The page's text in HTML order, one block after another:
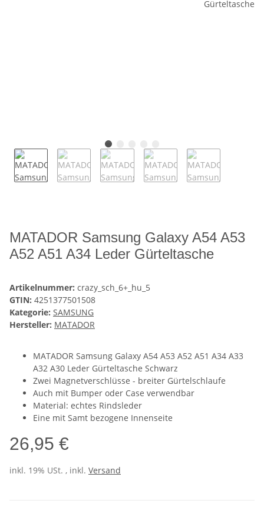
MATADOR Samsung Galaxy A54 A53
A52 A51 A34 Leder Gürteltasche
Artikelnummer: crazy_sch_6+_hu_5
GTIN: 4251377501508
Kategorie: SAMSUNG
Hersteller: MATADOR
MATADOR Samsung Galaxy A54 A53 A52 A51 A34 A33
A32 A30 Leder Gürteltasche Schwarz
Zwei Magnetverschlüsse - breiter Gürtelschlaufe
Auch mit Bumper oder Case verwendbar
Material: echtes Rindsleder
Eine mit Samt bezogene Innenseite
26,95 €
inkl. 19% USt. , inkl. Versand